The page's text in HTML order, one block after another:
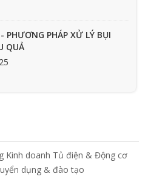
PHƯƠNG PHÁP XỬ LÝ BỤI
QUẢ
ly tâm công nghiệp
Kinh doanh Tủ điện & Động cơ
dụng & đào tạo